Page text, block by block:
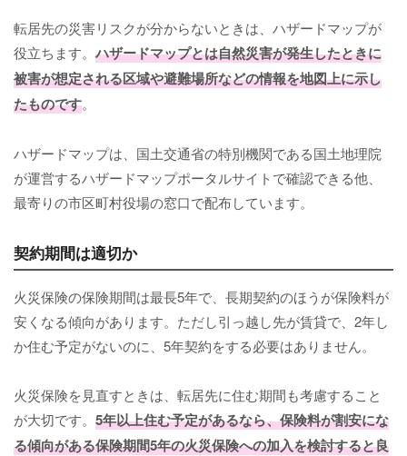
転居先の災害リスクが分からないときは、ハザードマップが
役立ちます。ハザードマップとは自然災害が発生したときに
被害が想定される区域や避難場所などの情報を地図上に示し
たものです。
ハザードマップは、国土交通省の特別機関である国土地理院
が運営するハザードマップポータルサイトで確認できる他、
最寄りの市区町村役場の窓口で配布しています。
契約期間は適切か
火災保険の保険期間は最長5年で、長期契約のほうが保険料が
安くなる傾向があります。ただし引っ越し先が賃貸で、2年し
か住む予定がないのに、5年契約をする必要はありません。
火災保険を見直すときは、転居先に住む期間も考慮すること
が大切です。 5年以上住む予定があるなら、保険料が割安にな
る傾向がある保険期間5年の火災保険への加入を検討すると良